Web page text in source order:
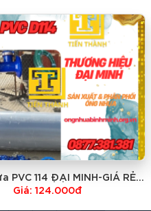
PVC 114 ĐẠI MINH-GIÁ RẺ
NHẤT
Giá: 124.000đ